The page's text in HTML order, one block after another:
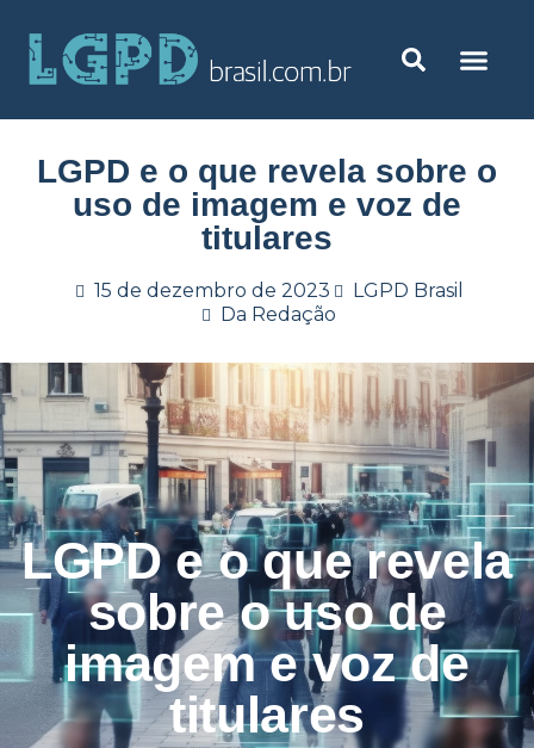
LGPD e o que revela sobre o
uso de imagem e voz de
titulares
15 de dezembro de 2023
LGPD Brasil
Da Redação
LGPD e o que revela
sobre o uso de
imagem e voz de
titulares